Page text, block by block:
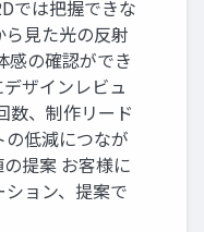
では把握できな
見た光の反射
感の確認ができ
ザインレビュ
数、制作リード
低減につなが
提案 お客様に
ョン、提案で